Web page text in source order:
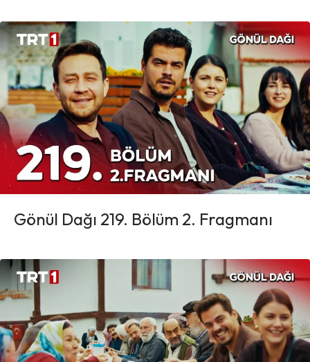
Gönül Dağı 219. Bölüm 2. Fragmanı